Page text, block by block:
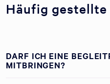
Häufig gestellte
DARF ICH EINE
MITBRINGEN?